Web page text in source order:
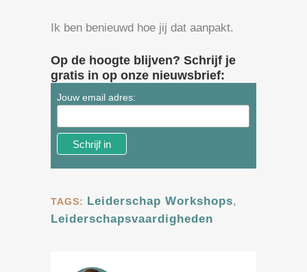
Ik ben benieuwd hoe jij dat aanpakt.
Op de hoogte blijven? Schrijf je
gratis in op onze nieuwsbrief:
Jouw email adres:
TAGS: Leiderschap Workshops,
Leiderschapsvaardigheden